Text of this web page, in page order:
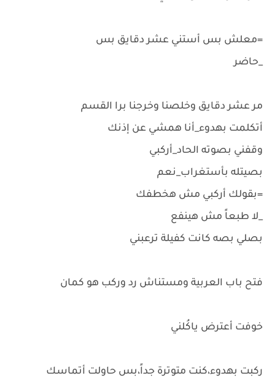
=معلش بس أستني عشر دقايق بس
_حاضر
مر عشر دقايق وخلصنا وخرجنا برا القسم
أتكلمت بهدوء_أنا همشي عن إذنك
وقفني بصوته الحاد_أركبي
بصيتله بأستغراب_نعم
=بقولك أركبي مش هخطفك
_لا طبعاً مش هينفع
بصلي بصه كانت كفيلة ترعبني
فتح باب العربية ومستناش رد وركب هو كمان
خوفت أعترض ياكُلني
ركبت بهدوء،كنت متوترة جداً،بس حاولت أتماسك